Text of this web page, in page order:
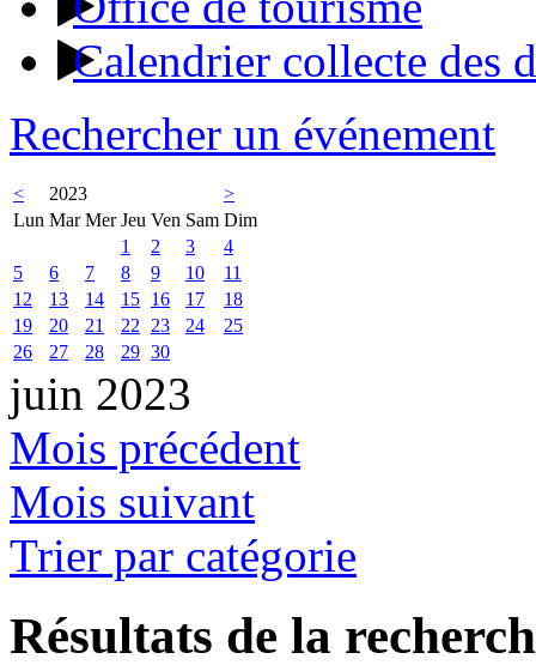
Calendrier collecte des
Rechercher un événement
< 2023
>
Lun Mar Mer Jeu Ven Sam Dim
1
2 3
4
5
6 7 8 9 10
11
12
13 14 15 16 17
18
19
20 21 22 23 24
25
26
27 28 29 30
juin 2023
Mois précédent
Mois suivant
Trier par catégorie
Résultats de la